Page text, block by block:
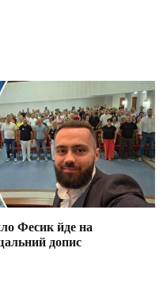
Фесик йде на
допис